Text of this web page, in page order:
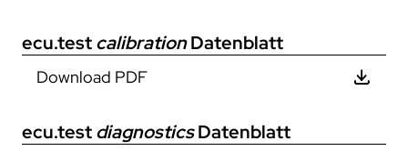
ecu.testcalibrationDatenblatt
Download PDF
ecu.testdiagnosticsDatenblatt